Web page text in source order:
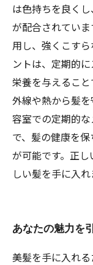
は色持ちを良く
が配合されてい
用し、強くこす
ントは、定期的
栄養を与えるこ
外線や熱から髪
容室での定期的
で、髪の健康を
が可能です。正
しい髪を手に入れ
あなたの魅力を
美髪を手に入れ